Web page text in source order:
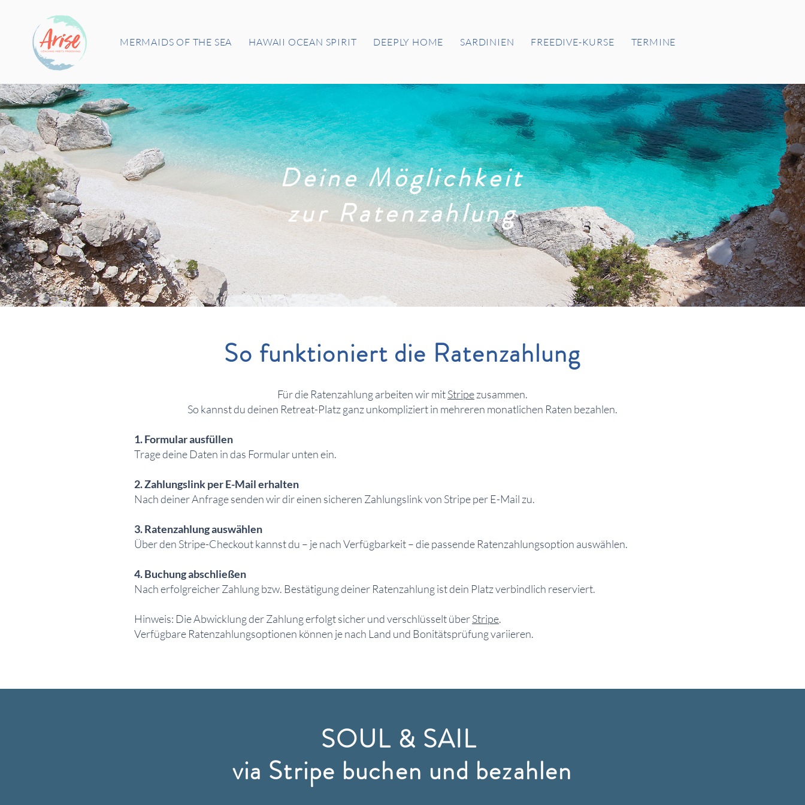
MERMAIDS OF THE SEA HAWAII OCEAN SPIRIT DEEPLY HOME SARDINIEN FREEDIVE-KURSE TERMINE
Deine Möglichkeit
zur Ratenzahlung
So funktioniert die Ratenzahlung
Für die Ratenzahlung arbeiten wir mitStripezusammen.
So kannst du deinen Retreat-Platz ganz unkompliziert in mehreren monatlichen Raten bezahlen.
1. Formular ausfüllen
Trage deine Daten in das Formular unten ein.
2. Zahlungslink per E-Mail erhalten
Nach deiner Anfrage senden wir dir einen sicheren Zahlungslink von Stripe per E-Mail zu.
3. Ratenzahlung auswählen
Über den Stripe-Checkout kannst du – je nach Verfügbarkeit – die passende Ratenzahlungsoption auswählen.
4. Buchung abschließen
Nach erfolgreicher Zahlung bzw. Bestätigung deiner Ratenzahlung ist dein Platz verbindlich reserviert.
​Hinweis: Die Abwicklung der Zahlung erfolgt sicher und verschlüsselt überStripe.
Verfügbare Ratenzahlungsoptionen können je nach Land und Bonitätsprüfung variieren.
SOUL & SAIL
via Stripe buchen und bezahlen